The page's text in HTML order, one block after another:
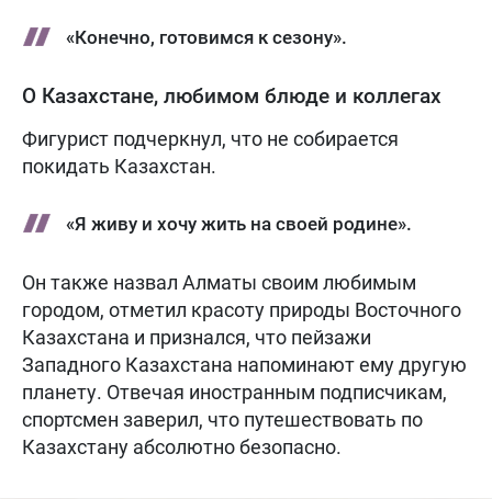
«Конечно, готовимся к сезону».
О Казахстане, любимом блюде и коллегах
Фигурист подчеркнул, что не собирается
покидать Казахстан.
«Я живу и хочу жить на своей родине».
Он также назвал Алматы своим любимым
городом, отметил красоту природы Восточного
Казахстана и признался, что пейзажи
Западного Казахстана напоминают ему другую
планету. Отвечая иностранным подписчикам,
спортсмен заверил, что путешествовать по
Казахстану абсолютно безопасно.